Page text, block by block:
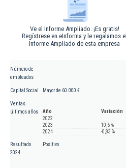
Ve el Informe Ampliado. ¡Es gratis!
Regístrese en eInforma y le regalamos el
Informe Ampliado de esta empresa
Número de
empleados
Capital Social Mayor de 60.000 €
Ventas
últimos años
Año
Variación
2022
2023
10,6 %
2024
-0,83 %
Resultado
2024
Positivo